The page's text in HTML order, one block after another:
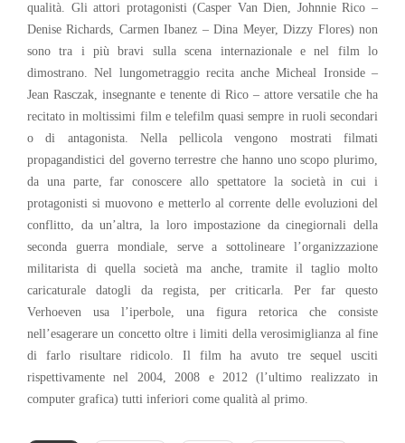
qualità. Gli attori protagonisti (Casper Van Dien, Johnnie Rico –
Denise Richards, Carmen Ibanez – Dina Meyer, Dizzy Flores) non
sono tra i più bravi sulla scena internazionale e nel film lo
dimostrano. Nel lungometraggio recita anche Micheal Ironside –
Jean Rasczak, insegnante e tenente di Rico – attore versatile che ha
recitato in moltissimi film e telefilm quasi sempre in ruoli secondari
o di antagonista. Nella pellicola vengono mostrati filmati
propagandistici del governo terrestre che hanno uno scopo plurimo,
da una parte, far conoscere allo spettatore la società in cui i
protagonisti si muovono e metterlo al corrente delle evoluzioni del
conflitto, da un’altra, la loro impostazione da cinegiornali della
seconda guerra mondiale, serve a sottolineare l’organizzazione
militarista di quella società ma anche, tramite il taglio molto
caricaturale datogli da regista, per criticarla. Per far questo
Verhoeven usa l’iperbole, una figura retorica che consiste
nell’esagerare un concetto oltre i limiti della verosimiglianza al fine
di farlo risultare ridicolo. Il film ha avuto tre sequel usciti
rispettivamente nel 2004, 2008 e 2012 (l’ultimo realizzato in
computer grafica) tutti inferiori come qualità al primo.